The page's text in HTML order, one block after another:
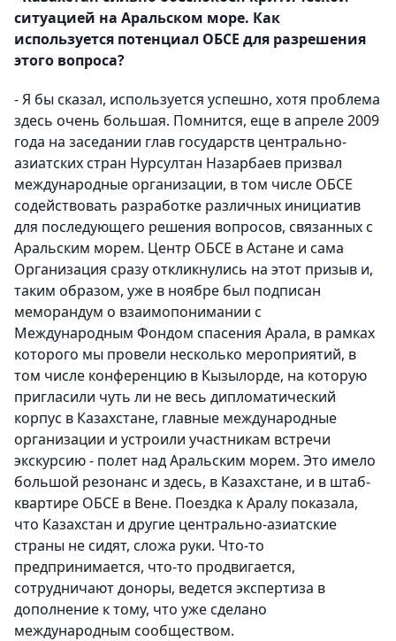
ситуацией на Аральском море. Как
используется потенциал ОБСЕ для разрешения
этого вопроса?
- Я бы сказал, используется успешно, хотя проблема
здесь очень большая. Помнится, еще в апреле 2009
года на заседании глав государств центрально-
азиатских стран Нурсултан Назарбаев призвал
международные организации, в том числе ОБСЕ
содействовать разработке различных инициатив
для последующего решения вопросов, связанных с
Аральским морем. Центр ОБСЕ в Астане и сама
Организация сразу откликнулись на этот призыв и,
таким образом, уже в ноябре был подписан
меморандум о взаимопонимании с
Международным Фондом спасения Арала, в рамках
которого мы провели несколько мероприятий, в
том числе конференцию в Кызылорде, на которую
пригласили чуть ли не весь дипломатический
корпус в Казахстане, главные международные
организации и устроили участникам встречи
экскурсию - полет над Аральским морем. Это имело
большой резонанс и здесь, в Казахстане, и в штаб-
квартире ОБСЕ в Вене. Поездка к Аралу показала,
что Казахстан и другие центрально-азиатские
страны не сидят, сложа руки. Что-то
предпринимается, что-то продвигается,
сотрудничают доноры, ведется экспертиза в
дополнение к тому, что уже сделано
международным сообществом.